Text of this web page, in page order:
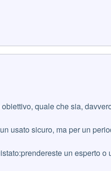
quale che sia,
usato sicuro, ma per un
un esperto o